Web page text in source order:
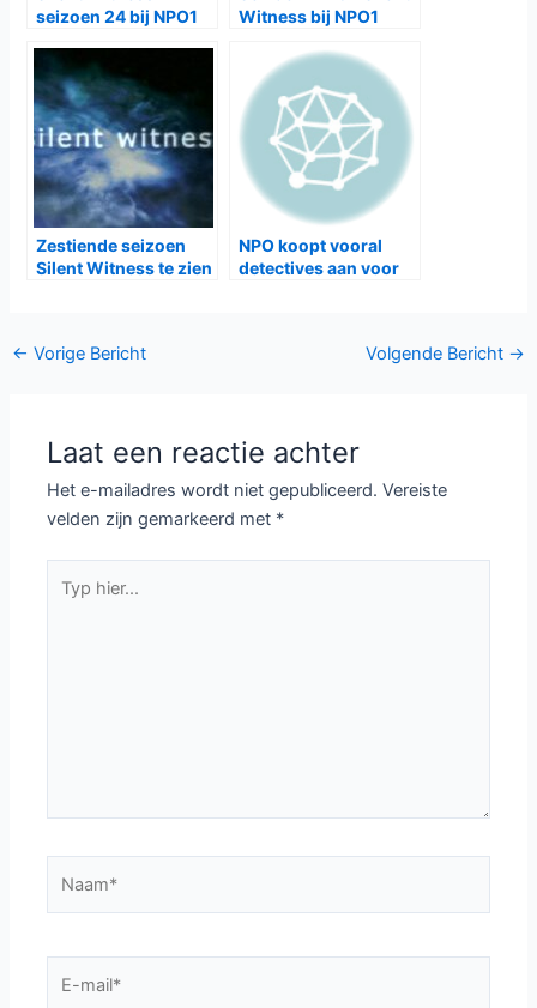
seizoen 24 bij NPO1
Witness bij NPO1
Zestiende seizoen
Silent Witness te zien
NPO koopt vooral
detectives aan voor
Bericht
← Vorige Bericht Volgende Bericht →
Laat een reactie achter
Het e-mailadres wordt niet gepubliceerd. Vereiste
velden zijn gemarkeerd met *
hier...
mail*